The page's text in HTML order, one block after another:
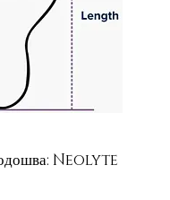
Neolyte